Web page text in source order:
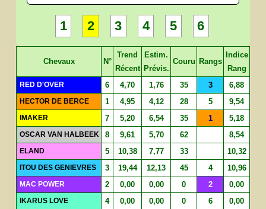
1 2 3 4 5 6
Chevaux N°
Trend
Récent
Estim.
Prévis.
Couru Rangs
Indice
Rang
RED D'OVER 6 4,70 1,76 35 3 6,88
HECTOR DE BERCE 1 4,95 4,12 28 5 9,54
IMAKER 7 5,20 6,54 35 1 5,18
OSCAR VAN HALBEEK 8 9,61 5,70 62 8,54
ELAND 5 10,38 7,77 33 10,32
ITOU DES GENIEVRES 3 19,44 12,13 45 4 10,96
MAC POWER 2 0,00 0,00 0 2 0,00
IKARUS LOVE 4 0,00 0,00 0 6 0,00